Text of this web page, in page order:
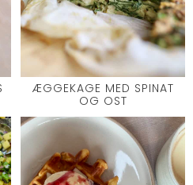
ÆGGEKAGE MED SPINAT
OG OST